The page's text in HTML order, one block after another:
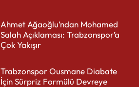
Ahmet Ağaoğlu’ndan Mohamed
Salah Açıklaması: Trabzonspor’a
Çok Yakışır
Trabzonspor Ousmane Diabate
İçin Sürpriz Formülü Devreye